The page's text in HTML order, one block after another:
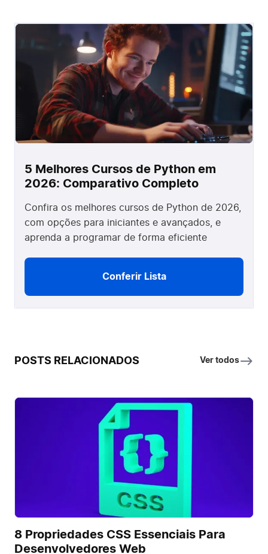
5 Melhores Cursos de Python em
2026: Comparativo Completo
Confira os melhores cursos de Python de 2026,
com opções para iniciantes e avançados, e
aprenda a programar de forma eficiente
Conferir Lista
POSTS RELACIONADOS Ver todos
8 Propriedades CSS Essenciais Para
Desenvolvedores Web